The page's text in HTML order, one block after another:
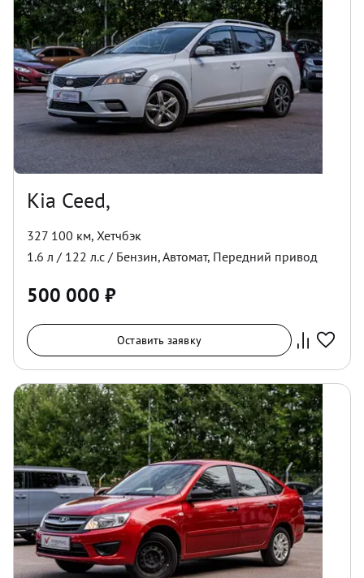
Kia Ceed,
327 100 км, Хетчбэк
1.6 л / 122 л.с / Бензин,Автомат, Передний привод
500 000 ₽
Оставить заявку